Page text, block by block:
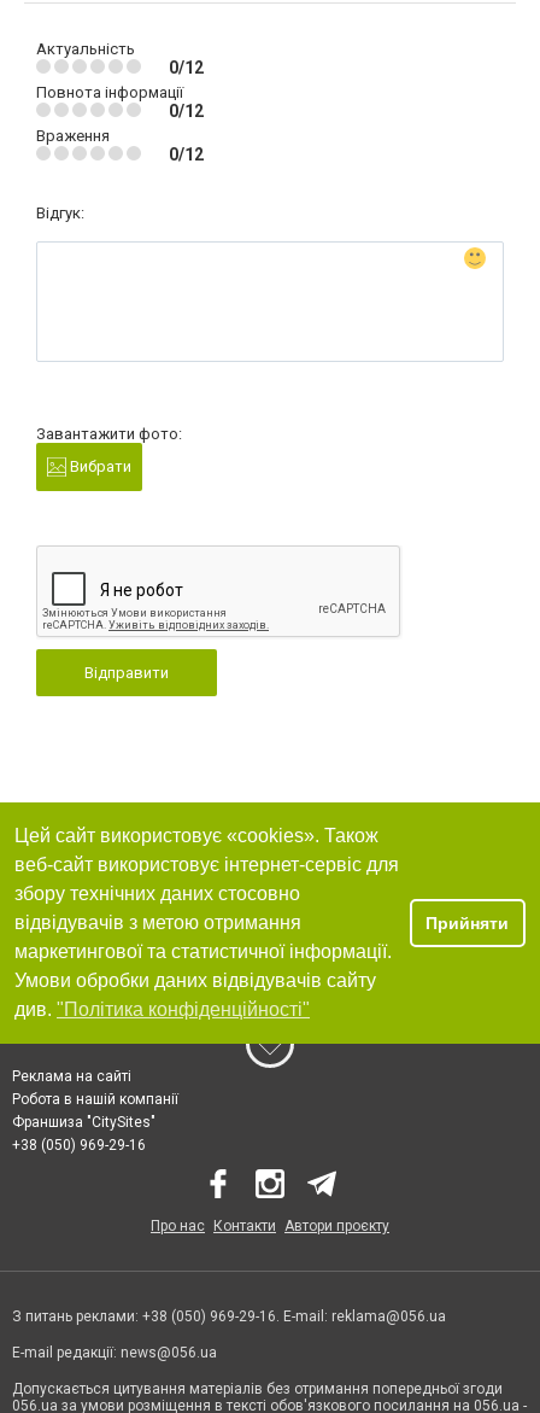
Актуальність
0/12
Повнота інформації
0/12
Враження
0/12
Відгук:
Завантажити фото:
Вибрати
Відправити
Цей сайт використовує «cookies». Також
веб-сайт використовує інтернет-сервіс для
збору технічних даних стосовно
відвідувачів з метою отримання
маркетингової та статистичної інформації.
Умови обробки даних відвідувачів сайту
див. "Політика конфіденційності"
Прийняти
Реклама на сайті
Робота в нашій компанії
Франшиза "CitySites"
+38 (050) 969-29-16
Про нас Контакти Автори проєкту
З питань реклами: +38 (050) 969-29-16. E-mail: reklama@056.ua
E-mail редакції: news@056.ua
Допускається цитування матеріалів без отримання попередньої згоди
056.ua за умови розміщення в тексті обов'язкового посилання на 056.ua -